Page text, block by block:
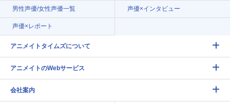
男性声優/女性声優一覧 声優×インタビュー
声優×レポート
アニメイトタイムズについて
アニメイトのWebサービス
会社案内